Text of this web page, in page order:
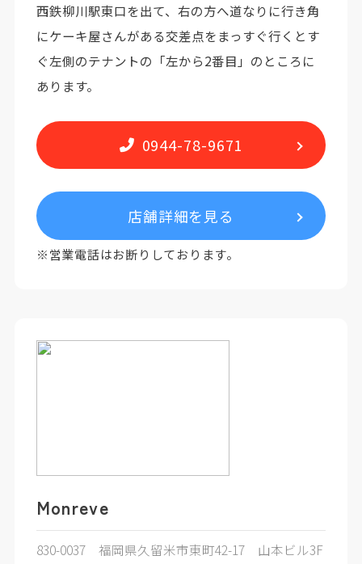
西鉄柳川駅東口を出て、右の方へ道なりに行き角
にケーキ屋さんがある交差点をまっすぐ行くとす
ぐ左側のテナントの「左から2番目」のところに
あります。
0944-78-9671
店舗詳細を見る
※営業電話はお断りしております。
Monreve
830-0037 福岡県久留米市東町42-17 山本ビル3F